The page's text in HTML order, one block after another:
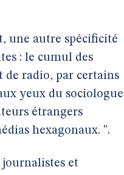
une autre spécificité
: le cumul des
de radio, par certains
yeux du sociologue
étrangers
hexagonaux. ".
journalistes et